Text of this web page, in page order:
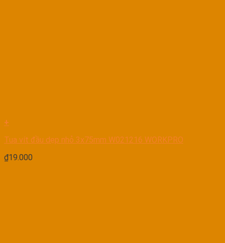
+
Tua vít đầu dẹp nhỏ 3x75mm W021216 WORKPRO
₫19.000